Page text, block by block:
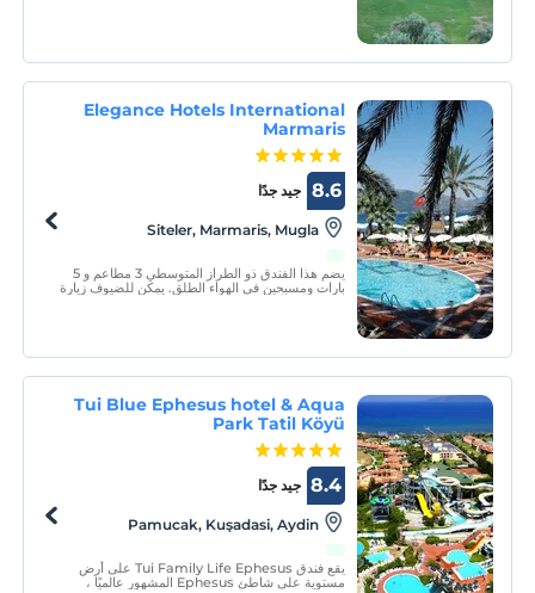
Elegance Hotels International
Marmaris
جيد جدًا 8.6
Siteler, Marmaris, Mugla
يضم هذا الفندق ذو الطراز المتوسطي 3 مطاعم و 5
بارات ومسبحين في الهواء الطلق. يمكن للضيوف زيارة
Tui Blue Ephesus hotel & Aqua
Park Tatil Köyü
جيد جدًا 8.4
Pamucak, Kuşadasi, Aydin
يقع فندق Tui Family Life Ephesus على أرض
مستوية على شاطئ Ephesus المشهور عالميًا ،